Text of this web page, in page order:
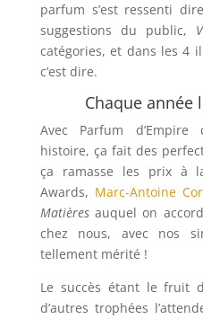
parfum s’est ressenti
suggestions du public,
catégories, et dans les 4
c’est dire.
Chaque année
Avec Parfum
histoire, ça fait des
ça ramasse les prix à
Awards, Marc-Antoine
Matièresauquel on
chez nous, avec nos
tellement mérité !
Le succès étant le fruit
d’autres trophées